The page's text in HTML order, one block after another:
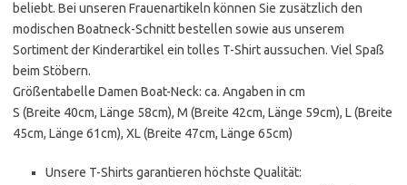
beliebt. Bei unseren Frauenartikeln können Sie zusätzlich den
modischen Boatneck-Schnitt bestellen sowie aus unserem
Sortiment der Kinderartikel ein tolles T-Shirt aussuchen. Viel Spaß
beim Stöbern.
Größentabelle Damen Boat-Neck: ca. Angaben in cm
S (Breite 40cm, Länge 58cm), M (Breite 42cm, Länge 59cm), L (Breite
45cm, Länge 61cm), XL (Breite 47cm, Länge 65cm)
Unsere T-Shirts garantieren höchste Qualität: